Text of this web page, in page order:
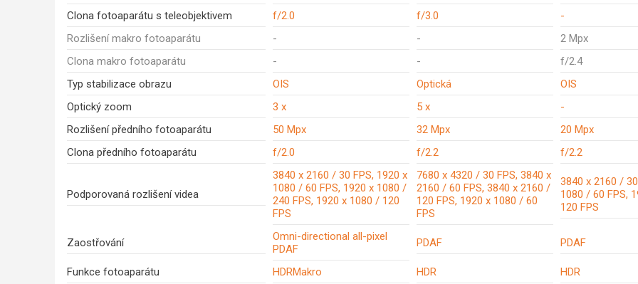
Clona fotoaparátu s teleobjektivem
f/2.0 f/3.0
-
Rozlišení makro fotoaparátu
- -
2 Mpx
Clona makro fotoaparátu
- -
f/2.4
Typ stabilizace obrazu
OIS Optická
OIS
Optický zoom
3 x 5 x
-
Rozlišení předního fotoaparátu
50 Mpx 32 Mpx
20 Mpx
Clona předního fotoaparátu
f/2.0 f/2.2 f/2.2
Podporovaná rozlišení videa
3840 x 2160 / 30 FPS, 1920 x
1080 / 60 FPS, 1920 x 1080 /
240 FPS, 1920 x 1080 / 120
FPS
7680 x 4320 / 30 FPS, 3840 x
2160 / 60 FPS, 3840 x 2160 /
120 FPS, 1920 x 1080 / 60
FPS
3840 x 2160 /
1080 / 60 FPS,
120 FPS
Zaostřování
Omni-directional all-pixel
PDAF
PDAF PDAF
Funkce fotoaparátu HDRMakro HDR HDR